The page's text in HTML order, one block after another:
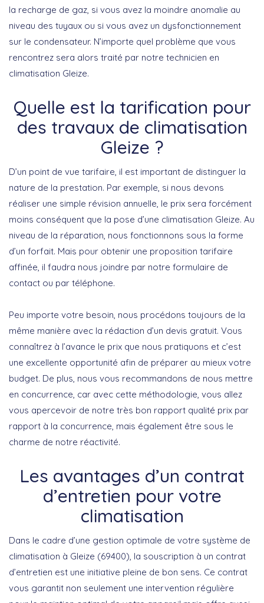
la recharge de gaz, si vous avez la moindre anomalie au
niveau des tuyaux ou si vous avez un dysfonctionnement
sur le condensateur. N’importe quel problème que vous
rencontrez sera alors traité par notre technicien en
climatisation Gleize.
Quelle est la tarification pour
des travaux de climatisation
Gleize ?
D’un point de vue tarifaire, il est important de distinguer la
nature de la prestation. Par exemple, si nous devons
réaliser une simple révision annuelle, le prix sera forcément
moins conséquent que la pose d’une climatisation Gleize. Au
niveau de la réparation, nous fonctionnons sous la forme
d’un forfait. Mais pour obtenir une proposition tarifaire
affinée, il faudra nous joindre par notre formulaire de
contact ou par téléphone.
Peu importe votre besoin, nous procédons toujours de la
même manière avec la rédaction d’un devis gratuit. Vous
connaîtrez à l’avance le prix que nous pratiquons et c’est
une excellente opportunité afin de préparer au mieux votre
budget. De plus, nous vous recommandons de nous mettre
en concurrence, car avec cette méthodologie, vous allez
vous apercevoir de notre très bon rapport qualité prix par
rapport à la concurrence, mais également être sous le
charme de notre réactivité.
Les avantages d’un contrat
d’entretien pour votre
climatisation
Dans le cadre d’une gestion optimale de votre système de
climatisation à Gleize (69400), la souscription à un contrat
d’entretien est une initiative pleine de bon sens. Ce contrat
vous garantit non seulement une intervention régulière